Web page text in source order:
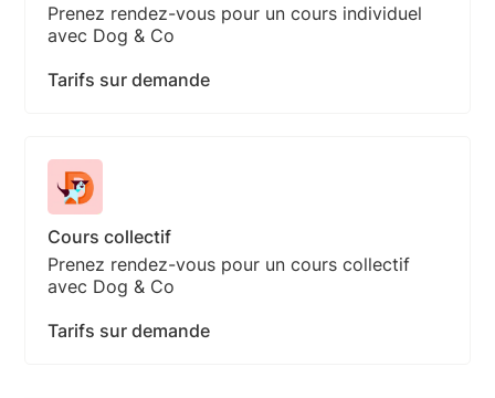
Prenez rendez-vous pour un cours individuel
avec Dog & Co
Tarifs sur demande
Cours collectif
Prenez rendez-vous pour un cours collectif
avec Dog & Co
Tarifs sur demande